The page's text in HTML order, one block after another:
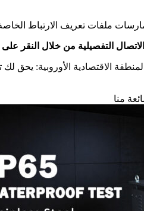
ملفات تعريف الارتباط الخاصة
التفصيلية من خلال النقر على
الاقتصادية الأوروبية:
منا